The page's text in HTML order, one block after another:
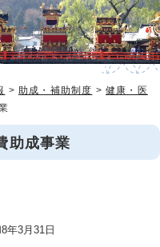
>助成・補助制度 >健康・医
助成事業
3月31日